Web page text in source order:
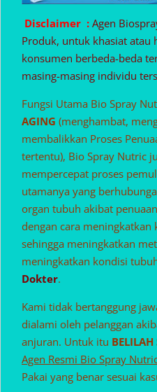
Disclaimer : Agen
Produk, untuk khasiat atau
konsumen berbeda-beda
masing-masing individu
Fungsi Utama Bio Spray
AGING (menghambat,
membalikkan Proses
tertentu), Bio Spray Nutric
mempercepat proses
utamanya yang
organ tubuh akibat
dengan cara meningkatkan
sehingga meningkatkan
meningkatkan kondisi
Dokter.
Kami tidak bertanggung
dialami oleh pelanggan
anjuran. Untuk itu BELILAH
Agen Resmi Bio Spray
Pakai yang benar sesuai